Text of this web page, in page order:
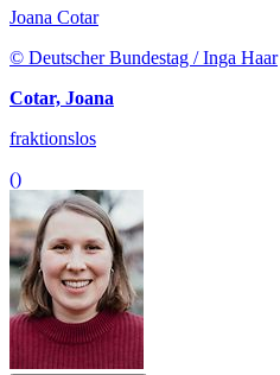
Joana Cotar
© Deutscher Bundestag / Inga Haar
Cotar, Joana
fraktionslos
()